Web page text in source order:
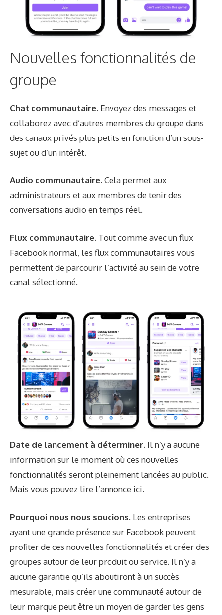
Nouvelles fonctionnalités de
groupe
Chat communautaire. Envoyez des messages et
collaborez avec d’autres membres du groupe dans
des canaux privés plus petits en fonction d’un sous-
sujet ou d’un intérêt.
Audio communautaire. Cela permet aux
administrateurs et aux membres de tenir des
conversations audio en temps réel.
Flux communautaire. Tout comme avec un flux
Facebook normal, les flux communautaires vous
permettent de parcourir l’activité au sein de votre
canal sélectionné.
Date de lancement à déterminer. Il n’y a aucune
information sur le moment où ces nouvelles
fonctionnalités seront pleinement lancées au public.
Mais vous pouvez lire l’annonce ici.
Pourquoi nous nous soucions. Les entreprises
ayant une grande présence sur Facebook peuvent
profiter de ces nouvelles fonctionnalités et créer des
groupes autour de leur produit ou service. Il n’y a
aucune garantie qu’ils aboutiront à un succès
mesurable, mais créer une communauté autour de
leur marque peut être un moyen de garder les gens